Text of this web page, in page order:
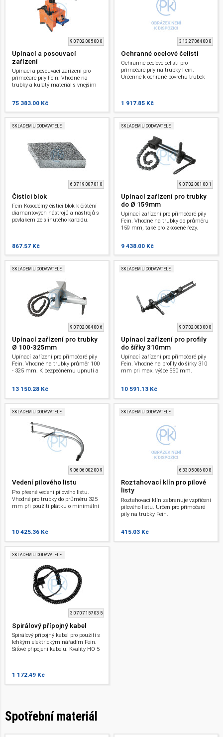
9 07 02 005 00 0
Upínací a posouvací
zařízení
Upínací a posouvací zařízení pro
přímočaré pily Fein. Vhodné na
trubky a kulatý materiál s vnejším
75 383.00 Kč
3 13 27 064 00 8
Ochranné ocelové čelisti
Ochranné ocelové čelisti pro
přímočaré pily na trubky Fein.
Určenné k ochraně povrchu trubek
1 917.85 Kč
SKLADEM U DODAVATELE
6 37 19 007 01 0
Čistíci blok
Fein Kosodélný čistíci blok k čištění
diamantových nástrojů a nástrojů s
povlakem ze slinutého karbidu.
867.57 Kč
SKLADEM U DODAVATELE
9 07 02 001 00 1
Upínací zařízení pro trubky
do Ø 159mm
Upínací zařízení pro přímočaré pily
Fein. Vhodné na trubky do průměru
159 mm, také pro zkosené řezy.
9 438.00 Kč
SKLADEM U DODAVATELE
9 07 02 004 00 6
Upínací zařízení pro trubky
Ø 100-325mm
Upínací zařízení pro přímočaré pily
Fein. Vhodné na trubky průměr 100
- 325 mm. K bezpečnému upnutí a
13 150.28 Kč
SKLADEM U DODAVATELE
9 07 02 003 00 8
Upínací zařízení pro profily
do šířky 310mm
Upínací zařízení pro přímočaré pily
Fein. Vhodné na profily do šírky 310
mm pri max. výšce 550 mm.
10 591.13 Kč
SKLADEM U DODAVATELE
9 06 06 002 00 9
Vedení pilového listu
Pro přesné vedení pilového listu.
Vhodné pro trubky do průměru 325
mm při použití plátku o minimální
10 425.36 Kč
SKLADEM U DODAVATELE
6 33 05 006 00 8
Roztahovací klín pro pilové
listy
Roztahovací klín zabranuje vzpříčení
pilového listu. Určen pro přímočaré
pily na trubky Fein.
415.03 Kč
SKLADEM U DODAVATELE
3 07 07 157 03 5
Spirálový přípojný kabel
Spirálový přípojný kabel pro použití s
lehkým elektrickým nářadím Fein.
Síťové připojení kabelu. Kvality HO 5
1 172.49 Kč
Spotřební materiál